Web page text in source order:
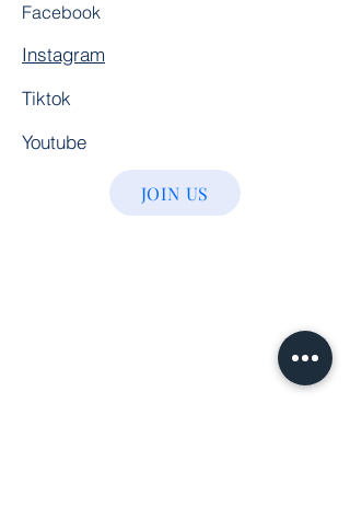
Facebook
Instagram
Tiktok
Youtube
JOIN US